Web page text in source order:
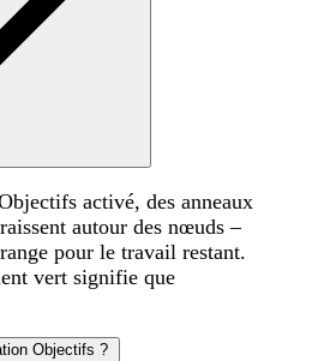
activé, des anneaux
autour des nœuds –
pour le travail restant.
vert signifie que
Objectifs ?